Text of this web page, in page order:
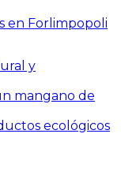
en Forlimpopoli
y
mangano de
ecológicos